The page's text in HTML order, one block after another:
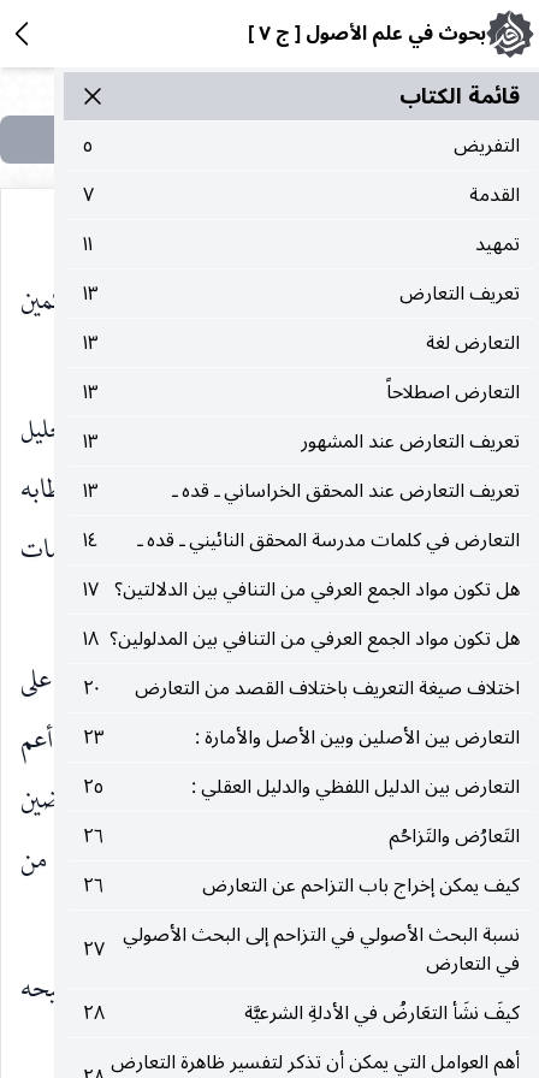
بحوث في علم الأصول [ ج ٧ ]
قائمة الکتاب
التفريض
٥
القدمة
٧
تمهيد
١١
تعريف التعارض
١٣
التعارض لغة
١٣
التعارض اصطلاحاً
١٣
تعريف التعارض عند المشهور
١٣
تعريف التعارض عند المحقق الخراساني ـ قده ـ
١٣
التعارض في كلمات مدرسة المحقق النائيني ـ قده ـ
١٤
هل تكون مواد الجمع العرفي من التنافي بين الدلالتين؟ ١٧
هل تكون مواد الجمع العرفي من التنافي بين المدلولين؟ ١٨
اختلاف صيغة التعريف باختلاف القصد من التعارض
٢٠
التعارض بين الأصلين وبين الأصل والأمارة :
٢٣
التعارض بين الدليل اللفظي والدليل العقلي :
٢٥
التَعارُض والتَزاحُم
٢٦
كيف يمكن إخراج باب التزاحم عن التعارض
٢٦
نسبة البحث الأصولي في التزاحم إلى البحث الأصولي
في التعارض
٢٧
كيفَ نشَأ التعَارضُ في الأدلةِ الشرعيَّة
٢٨
أهم العوامل التي يمكن أن تذكر لتفسير ظاهرة التعارض
الصادرين عن المعصوم
على الآخر لا لأحد الحكمين
العقليين على الآخر.
وفيه : أن الإطلاق ومقدمات الحكمة عبارة عن تحليل
حال المتكلم في مقام الكشف عن تمام مرامه من خطابه
باعتباره إنساناً عاقلاً ملتفتاً ، ولا يقصد من مقدمات
الحكمة البراهين العقلية كما أشرنا إلى ذلك سابقاً.
الثالث ـ أن يكون المقصود أن الإطلاق موقوف على
تمامية مقدمات الحكمة التي منها عدم البيان ، وهو أعم
من البيان المتصل والمنفصل ومع مجيء المطلقين المتعارضين
لا ينعقد موضوع الإطلاق في شيء منهما ليكون من
التعارض بين حديثين.
وفيه : أولا ـ عدم تمامية المبنى ، على ما تقدم توضيحه
عند التعرض لنظرية التقييد.